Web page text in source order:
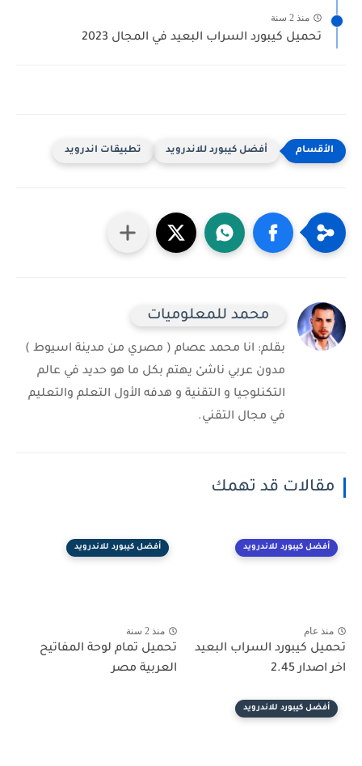
منذ 2 سنة
تحميل كيبورد السراب البعيد في المجال 2023
أفضل كيبورد للاندرويد تطبيقات اندرويد
محمد للمعلوميات
بقلم: انا محمد عصام ( مصري من مدينة اسيوط )
مدون عربي ناشىْ يهتم بكل ما هو حديد في عالم
التكنلوجيا و التقنية و هدفه الأول التعلم والتعليم
في مجال التقني.
مقالات قد تهمك
أفضل كيبورد للاندرويد
منذ عام
تحميل كيبورد السراب البعيد
اخر اصدار 2.45
أفضل كيبورد للاندرويد
منذ 2 سنة
تحميل تمام لوحة المفاتيح
العربية مصر
أفضل كيبورد للاندرويد